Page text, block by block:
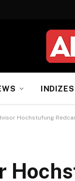
INDIZES
Hochstufung